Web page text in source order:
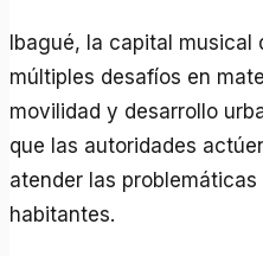
Ibagué, la capital musical
múltiples desafíos en
movilidad y desarrollo
que las autoridades
atender las
habitantes.